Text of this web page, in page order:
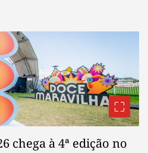
chega à 4ª edição no